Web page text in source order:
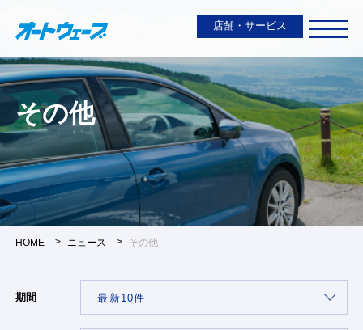
店舗・サービス
その他
HOME ニュース その他
期間